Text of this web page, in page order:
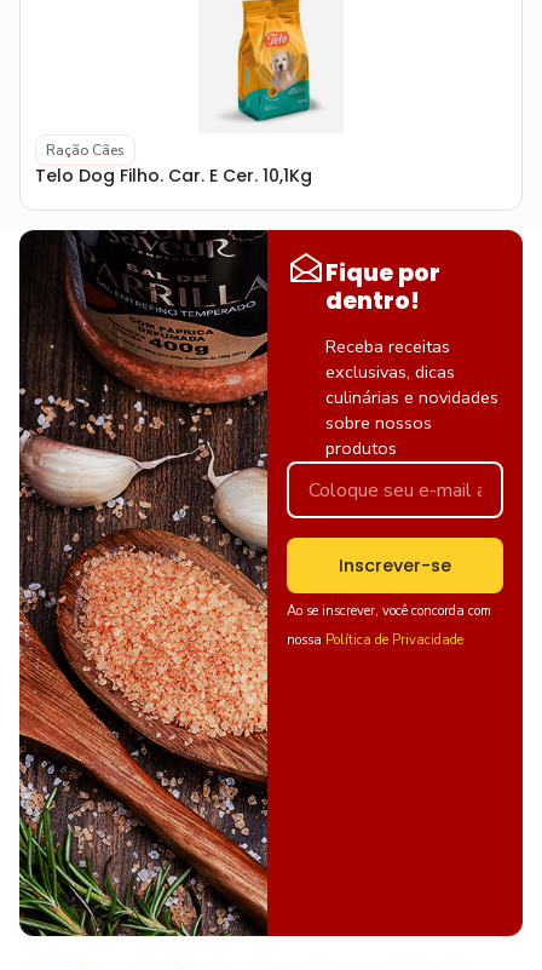
Ração Cães
Telo Dog Filho. Car. E Cer. 10,1Kg
Fique por
dentro!
Receba receitas
exclusivas, dicas
culinárias e novidades
sobre nossos
produtos
Inscrever-se
Ao se inscrever, você concorda com
nossa Política de Privacidade